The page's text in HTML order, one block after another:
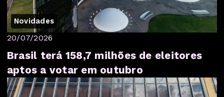
Novidades
20/07/2026
Brasil terá 158,7 milhões de eleitores
aptos a votar em outubro